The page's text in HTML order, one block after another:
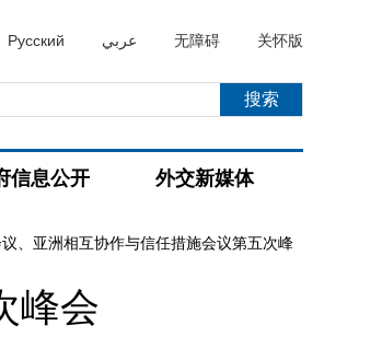
Русский عربي 无障碍 关怀版
信息公开 外交新媒体
、亚洲相互协作与信任措施会议第五次峰
峰会